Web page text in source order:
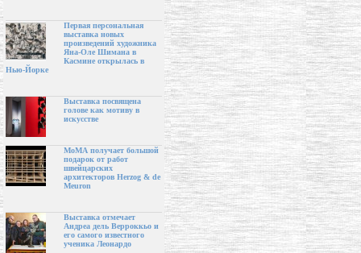
Первая персональная
выставка новых
произведений художника
Яна-Оле Шимана в
Касмине открылась в
Нью-Йорке
Выставка посвящена
голове как мотиву в
искусстве
МоМА получает большой
подарок от работ
швейцарских
архитекторов Herzog & de
Meuron
Выставка отмечает
Андреа дель Верроккьо и
его самого известного
ученика Леонардо